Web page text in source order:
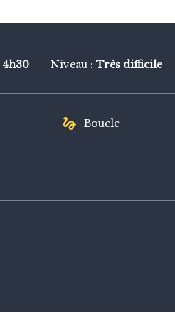
4h30 Niveau : Très difficile
Boucle